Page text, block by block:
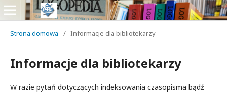
Strona domowa / Informacje dla bibliotekarzy
Informacje dla bibliotekarzy
W razie pytań dotyczących indeksowania czasopisma bądź